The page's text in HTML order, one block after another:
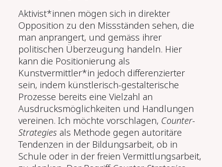
Aktivist*innen mögen sich in direkter
Opposition zu den Missständen sehen, die
man anprangert, und gemäss ihrer
politischen Überzeugung handeln. Hier
kann die Positionierung als
Kunstvermittler*in jedoch differenzierter
sein, indem künstlerisch-gestalterische
Prozesse bereits eine Vielzahl an
Ausdrucksmöglichkeiten und Handlungen
vereinen. Ich möchte vorschlagen, Counter-
Strategies als Methode gegen autoritäre
Tendenzen in der Bildungsarbeit, ob in
Schule oder in der freien Vermittlungsarbeit,